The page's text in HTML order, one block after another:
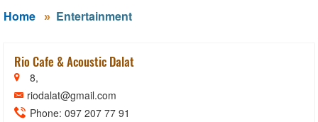
Home Entertainment
Rio Cafe & Acoustic Dalat
8,
riodalat@gmail.com
Phone: 097 207 77 91